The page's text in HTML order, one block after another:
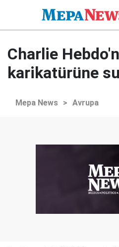
Charlie
karikatürüne
Mepa News > Avrupa